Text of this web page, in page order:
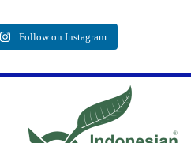
Follow on Instagram